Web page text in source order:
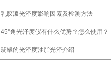
乳胶漆光泽度影响因素及检测方法
45°角光泽度仪有什么优势？怎么使用？
翡翠的光泽度油脂光泽介绍